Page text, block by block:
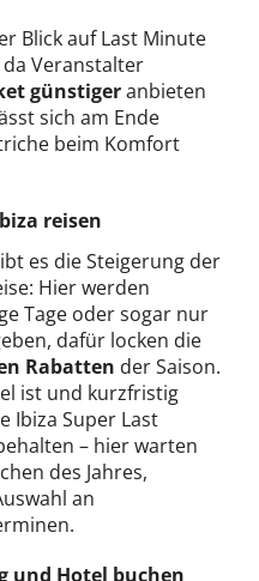
Blick auf Last Minute
Veranstalter
günstigeranbieten
sich am Ende
beim Komfort
reisen
es die Steigerung der
Hier werden
Tage oder sogar nur
dafür locken die
Rabatten der Saison.
ist und kurzfristig
Ibiza Super Last
– hier warten
des Jahres,
an
und Hotel buchen